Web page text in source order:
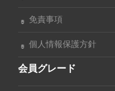
免責事項
個人情報保護方針
会員グレード